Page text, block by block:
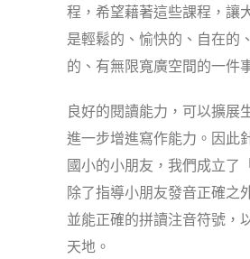
程，希望藉著這些課程，讓
是輕鬆的、愉快的、自在的
的、有無限寬廣空間的一件
良好的閱讀能力，可以擴展
進一步增進寫作能力。因此
國小的小朋友，我們成立了
除了指導小朋友發音正確之
並能正確的拼讀注音符號，
天地。